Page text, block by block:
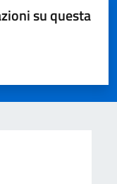
su questa